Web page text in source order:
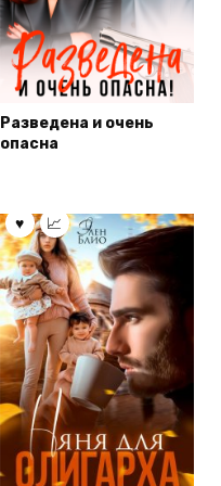
Разведена и очень
опасна